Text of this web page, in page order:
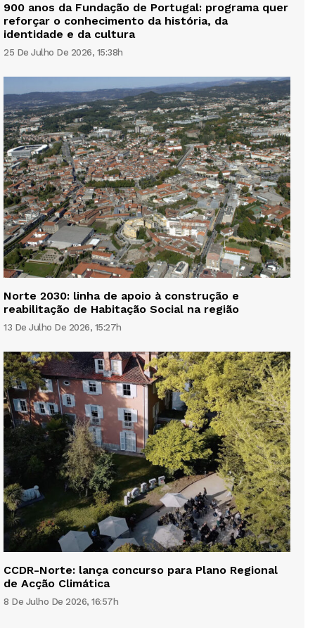
900 anos da Fundação de Portugal: programa quer
reforçar o conhecimento da história, da
identidade e da cultura
25 De Julho De 2026, 15:38h
Norte 2030: linha de apoio à construção e
reabilitação de Habitação Social na região
13 De Julho De 2026, 15:27h
CCDR-Norte: lança concurso para Plano Regional
de Acção Climática
8 De Julho De 2026, 16:57h